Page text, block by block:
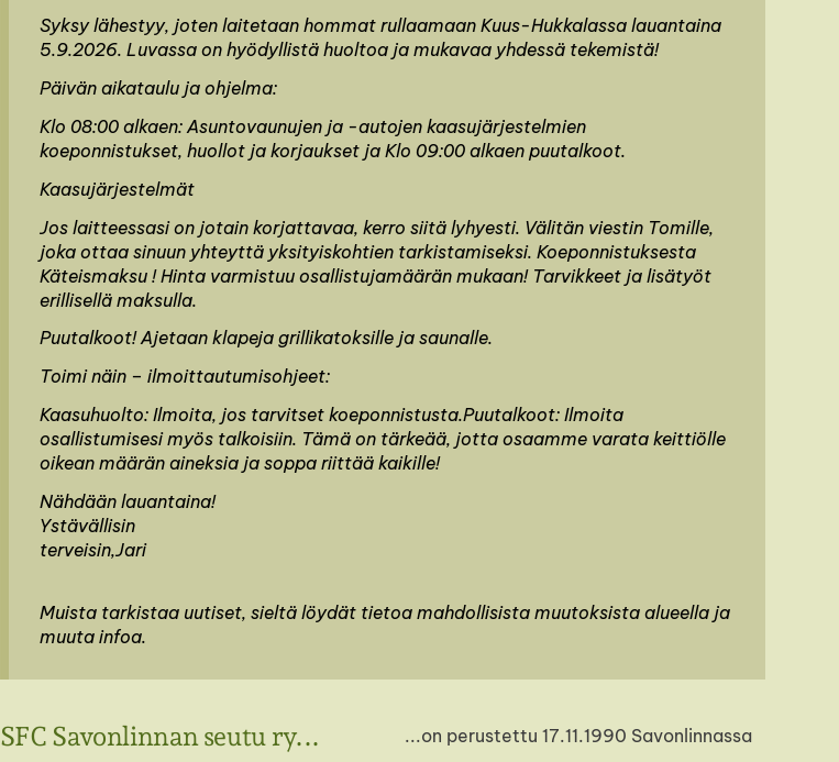
Syksy lähestyy, joten laitetaan hommat rullaamaan Kuus-Hukkalassa lauantaina
5.9.2026. Luvassa on hyödyllistä huoltoa ja mukavaa yhdessä tekemistä!
Päivän aikataulu ja ohjelma:
Klo 08:00 alkaen: Asuntovaunujen ja -autojen kaasujärjestelmien
koeponnistukset, huollot ja korjaukset ja Klo 09:00 alkaen puutalkoot.
Kaasujärjestelmät
Jos laitteessasi on jotain korjattavaa, kerro siitä lyhyesti. Välitän viestin Tomille,
joka ottaa sinuun yhteyttä yksityiskohtien tarkistamiseksi. Koeponnistuksesta
Käteismaksu ! Hinta varmistuu osallistujamäärän mukaan! Tarvikkeet ja lisätyöt
erillisellä maksulla.
Puutalkoot! Ajetaan klapeja grillikatoksille ja saunalle.
Toimi näin – ilmoittautumisohjeet:
Kaasuhuolto: Ilmoita, jos tarvitset koeponnistusta.Puutalkoot: Ilmoita
osallistumisesi myös talkoisiin. Tämä on tärkeää, jotta osaamme varata keittiölle
oikean määrän aineksia ja soppa riittää kaikille!
Nähdään lauantaina!
Ystävällisin
terveisin,Jari
Muista tarkistaa uutiset, sieltä löydät tietoa mahdollisista muutoksista alueella ja
muuta infoa.
SFC Savonlinnan seutu ry...
...on perustettu 17.11.1990 Savonlinnassa